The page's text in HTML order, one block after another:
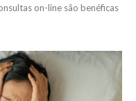
on-line são benéficas